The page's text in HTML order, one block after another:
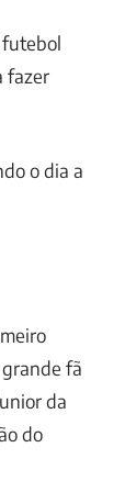
fazer
o dia a
fã
da
do